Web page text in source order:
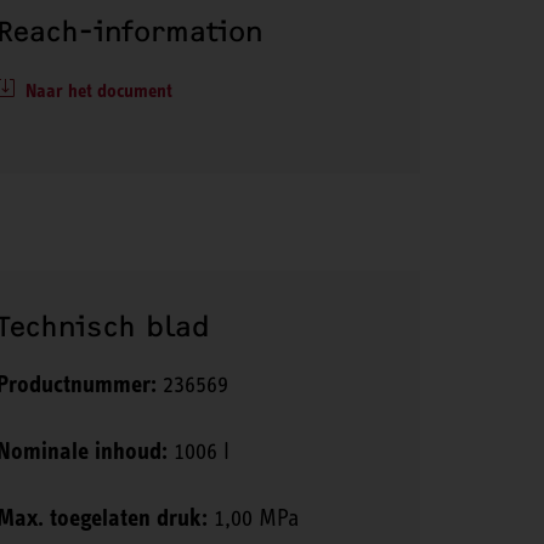
Reach-information
Naar het document
blad
236569
inhoud: 1006 l
toegelaten druk: 1,00 MPa